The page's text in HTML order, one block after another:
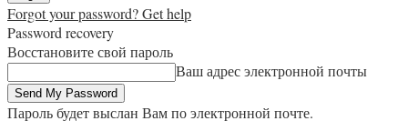
Forgot your password? Get help
Password recovery
Восстановите свой пароль
Ваш адрес электронной почты
Пароль будет выслан Вам по электронной почте.